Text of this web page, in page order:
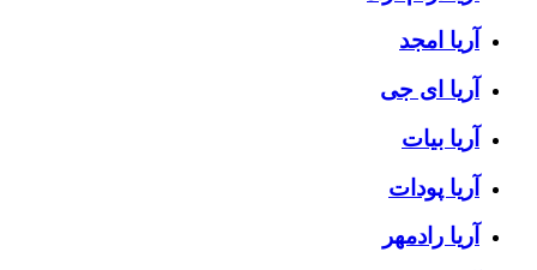
آریا امجد
آریا ای جی
آریا بیات
آریا پودات
آریا رادمهر